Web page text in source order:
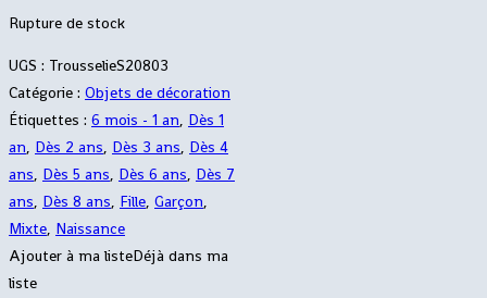
Rupture de stock
UGS : TrousselieS20803
Catégorie : Objets de décoration
Étiquettes : 6 mois - 1 an, Dès 1
an, Dès 2 ans, Dès 3 ans, Dès 4
ans, Dès 5 ans, Dès 6 ans, Dès 7
ans, Dès 8 ans, Fille, Garçon,
Mixte, Naissance
Ajouter à ma listeDéjà dans ma
liste